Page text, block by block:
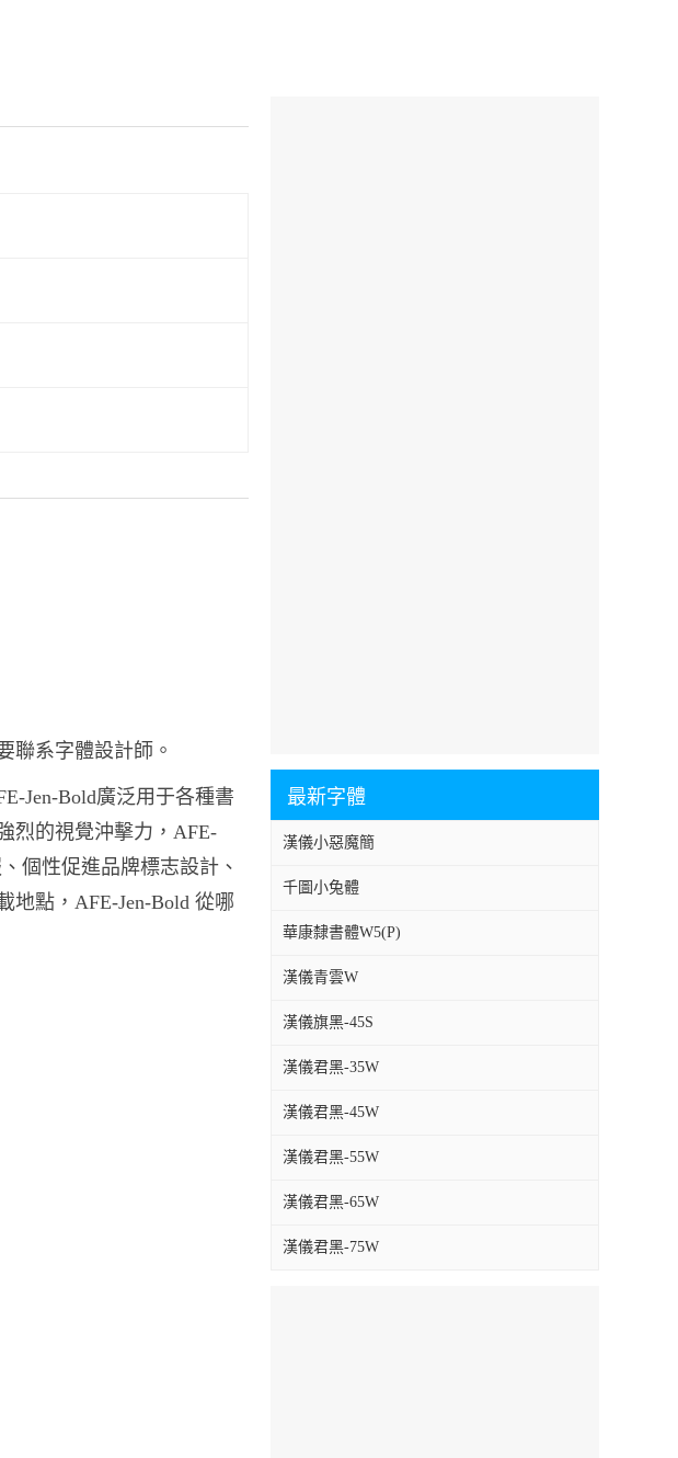
最新字體
漢儀小惡魔簡
千圖小兔體
華康隸書體W5(P)
漢儀青雲W
漢儀旗黑-45S
漢儀君黑-35W
漢儀君黑-45W
漢儀君黑-55W
漢儀君黑-65W
漢儀君黑-75W
聯系字體設計師。
Jen-Bold廣泛用于各種書
烈的視覺沖擊力，AFE-
個性促進品牌標志設計、
地點，AFE-Jen-Bold 從哪